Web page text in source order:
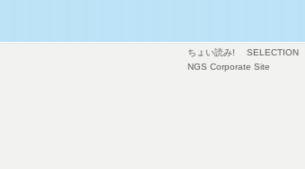
ちょい読み! SELECTION
NGS Corporate Site